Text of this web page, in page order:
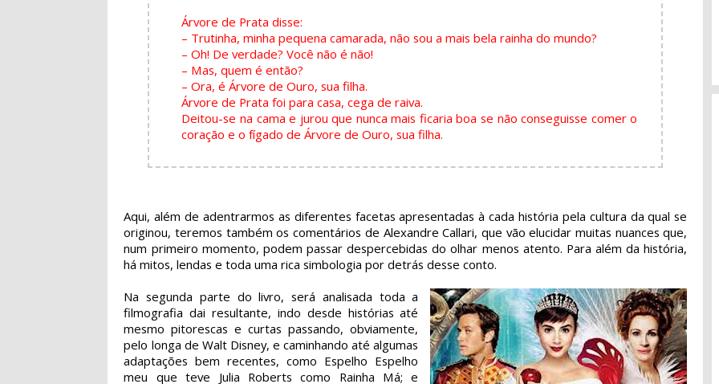
Árvore de Prata disse:
– Trutinha, minha pequena camarada, não sou a mais bela rainha do mundo?
– Oh! De verdade? Você não é não!
– Mas, quem é então?
– Ora, é Árvore de Ouro, sua filha.
Árvore de Prata foi para casa, cega de raiva.
Deitou-se na cama e jurou que nunca mais ficaria boa se não conseguisse comer o
coração e o fígado de Árvore de Ouro, sua filha.
Aqui, além de adentrarmos as diferentes facetas apresentadas à cada história pela cultura da qual se
originou, teremos também os comentários de Alexandre Callari, que vão elucidar muitas nuances que,
num primeiro momento, podem passar despercebidas do olhar menos atento. Para além da história,
há mitos, lendas e toda uma rica simbologia por detrás desse conto.
Na segunda parte do livro, será analisada toda a
filmografia dai resultante, indo desde histórias até
mesmo pitorescas e curtas passando, obviamente,
pelo longa de Walt Disney, e caminhando até algumas
adaptações bem recentes, como Espelho Espelho
meu que teve Julia Roberts como Rainha Má; e